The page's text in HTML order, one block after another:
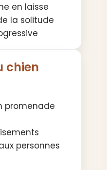
en laisse
la solitude
chien
promenade
personnes